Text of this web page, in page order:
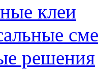
клеи
решения